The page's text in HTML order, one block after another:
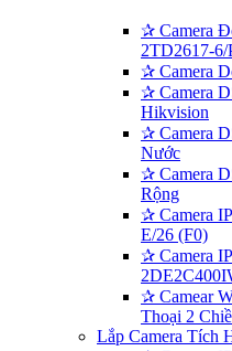
✰ Camera
2TD2617-6/
✰ Camera
✰ Camera
Hikvision
✰ Camera
Nước
✰ Camera
Rộng
✰ Camera
E/26 (F0)
✰ Camera
✰ Camear
Thoại 2
Lắp Camera Tích